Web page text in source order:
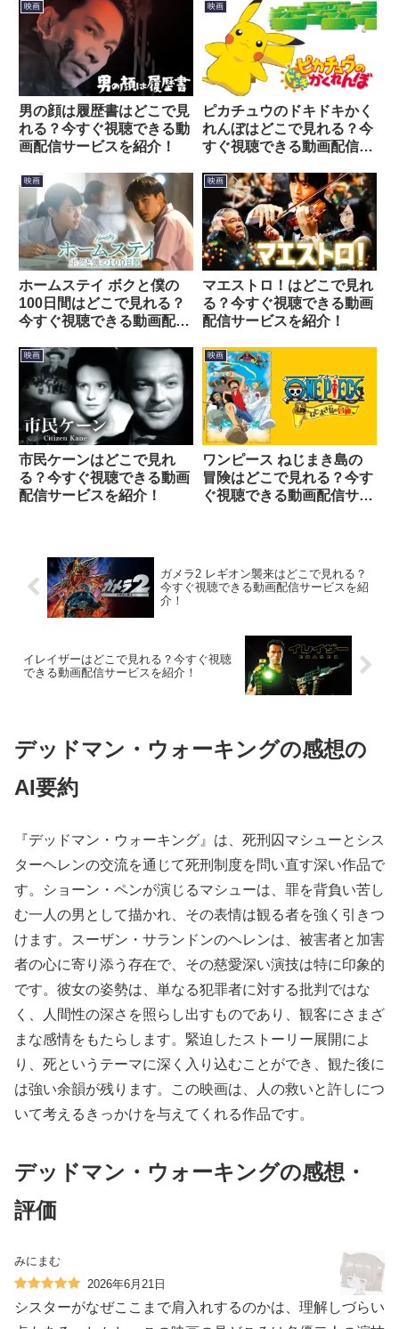
映画
男の顔は履歴書はどこで見
れる？今すぐ視聴できる動
画配信サービスを紹介！
映画
ピカチュウのドキドキかく
れんぼはどこで見れる？今
すぐ視聴できる動画配信サ
映画
ホームステイ ボクと僕の
100日間はどこで見れる？
今すぐ視聴できる動画配信
映画
マエストロ！はどこで見れ
る？今すぐ視聴できる動画
配信サービスを紹介！
映画
市民ケーンはどこで見れ
る？今すぐ視聴できる動画
配信サービスを紹介！
映画
ワンピース ねじまき島の
冒険はどこで見れる？今す
ぐ視聴できる動画配信サー
ガメラ2 レギオン襲来はどこで見れる？
今すぐ視聴できる動画配信サービスを紹
介！
イレイザーはどこで見れる？今すぐ視聴
できる動画配信サービスを紹介！
デッドマン・ウォーキングの感想の
AI要約
『デッドマン・ウォーキング』は、死刑囚マシューとシス
ターヘレンの交流を通じて死刑制度を問い直す深い作品で
す。ショーン・ペンが演じるマシューは、罪を背負い苦し
む一人の男として描かれ、その表情は観る者を強く引きつ
けます。スーザン・サランドンのヘレンは、被害者と加害
者の心に寄り添う存在で、その慈愛深い演技は特に印象的
です。彼女の姿勢は、単なる犯罪者に対する批判ではな
く、人間性の深さを照らし出すものであり、観客にさまざ
まな感情をもたらします。緊迫したストーリー展開によ
り、死というテーマに深く入り込むことができ、観た後に
は強い余韻が残ります。この映画は、人の救いと許しにつ
いて考えるきっかけを与えてくれる作品です。
デッドマン・ウォーキングの感想・
評価
みにまむ
2026年6月21日
シスターがなぜここまで肩入れするのかは、理解しづらい